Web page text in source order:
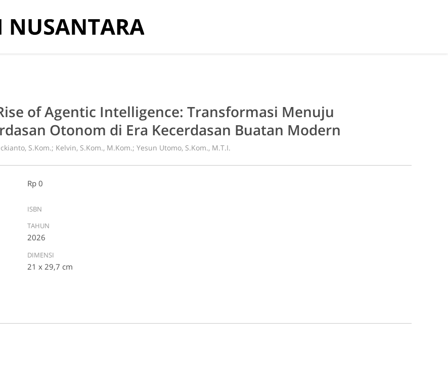
of Agentic Intelligence: Transformasi Menuju
Otonom di Era Kecerdasan Buatan Modern
S.Kom.; Kelvin, S.Kom., M.Kom.; Yesun Utomo, S.Kom., M.T.I.
Rp 0
ISBN
TAHUN
2026
DIMENSI
21 x 29,7 cm